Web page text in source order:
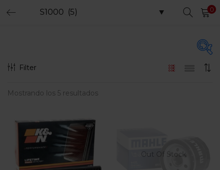
0
Filtro
Precio:$35.000—$380.000
Filter
Mostrando los 5 resultados
Out Of Stock
LOGIN REGISTER
Remember me
Lost password?